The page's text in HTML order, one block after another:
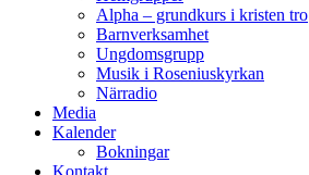
Alpha – grundkurs i kristen tro
Barnverksamhet
Ungdomsgrupp
Musik i Roseniuskyrkan
Närradio
Media
Kalender
Bokningar
Kontakt